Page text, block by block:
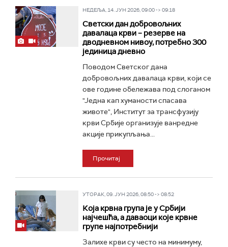
НЕДЕЉА, 14. ЈУН 2026, 09:00 -> 09:18
Светски дан добровољних
давалаца крви – резерве на
дводневном нивоу, потребно 300
јединица дневно
Поводом Светског дана
добровољних давалаца крви, који се
ове године обележава под слоганом
"Једна кап хуманости спасава
животе", Институт за трансфузију
крви Србије организује ванредне
акције прикупљања...
Прочитај
УТОРАК, 09. ЈУН 2026, 08:50 -> 08:52
Која крвна група је у Србији
најчешћа, а даваоци које крвне
групе најпотребнији
Залихе крви су често на минимуму,